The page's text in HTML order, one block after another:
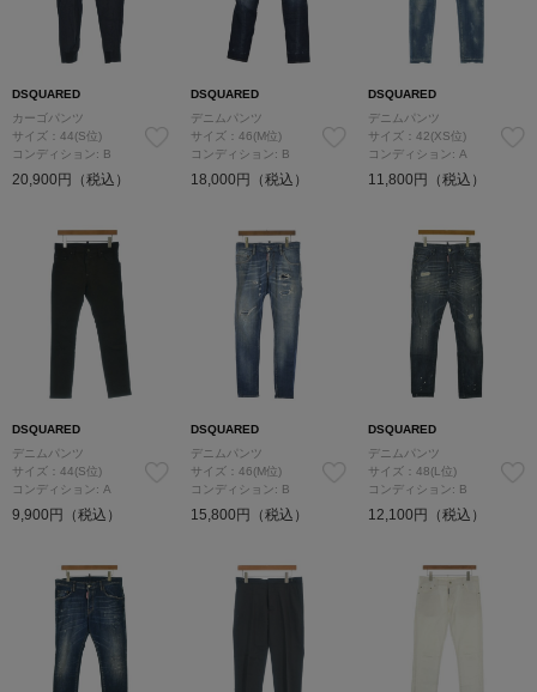
DSQUARED
カーゴパンツ
サイズ：44(S位)
コンディション: B
20,900円（税込）
DSQUARED
デニムパンツ
サイズ：46(M位)
コンディション: B
18,000円（税込）
DSQUARED
デニムパンツ
サイズ：42(XS位)
コンディション: A
11,800円（税込）
DSQUARED
デニムパンツ
サイズ：44(S位)
コンディション: A
9,900円（税込）
DSQUARED
デニムパンツ
サイズ：46(M位)
コンディション: B
15,800円（税込）
DSQUARED
デニムパンツ
サイズ：48(L位)
コンディション: B
12,100円（税込）